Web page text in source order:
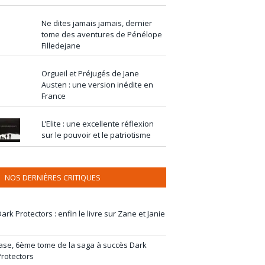
Ne dites jamais jamais, dernier
tome des aventures de Pénélope
Filledejane
Orgueil et Préjugés de Jane
Austen : une version inédite en
France
L’Elite : une excellente réflexion
sur le pouvoir et le patriotisme
NOS DERNIÈRES CRITIQUES
Protectors : enfin le livre sur Zane et Janie
6ème tome de la saga à succès Dark